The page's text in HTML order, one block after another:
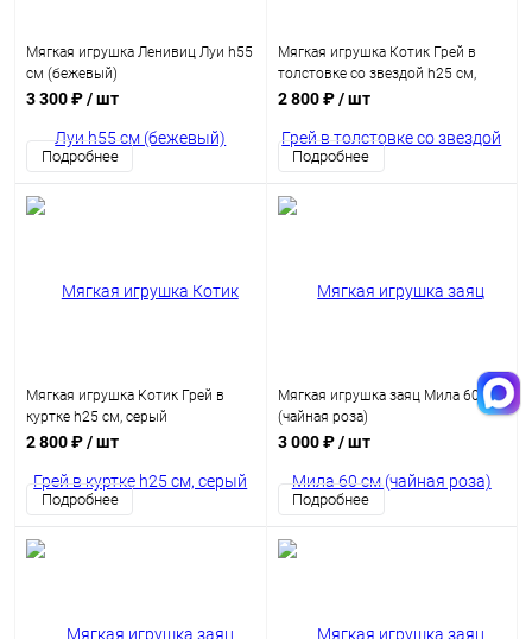
Мягкая игрушка Ленивиц Луи h55
см (бежевый)
3 300 ₽/ шт
Подробнее
Мягкая игрушка Котик Грей в
толстовке со звездой h25 см,
серый
2 800 ₽/ шт
Подробнее
Мягкая игрушка Котик Грей в
куртке h25 см, серый
2 800 ₽/ шт
Подробнее
Мягкая игрушка заяц Мила 60 см
(чайная роза)
3 000 ₽/ шт
Подробнее